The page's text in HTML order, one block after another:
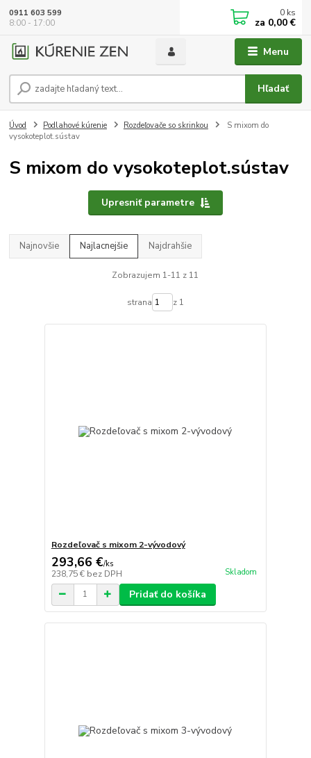
Menu
Hľadať
0911 603 599
8:00 - 17:00
0 ks
za 0,00 €
Úvod Podlahové kúrenie Rozdeľovače so skrinkou
S mixom do
vysokoteplot.sústav
S mixom do vysokoteplot.sústav
Upresniť parametre
Najnovšie Najlacnejšie Najdrahšie
Zobrazujem 1-11 z 11
strana z 1
Rozdeľovač s mixom 2-vývodový
293,66 €/ks
238,75 € bez DPH Skladom
Pridať do košíka